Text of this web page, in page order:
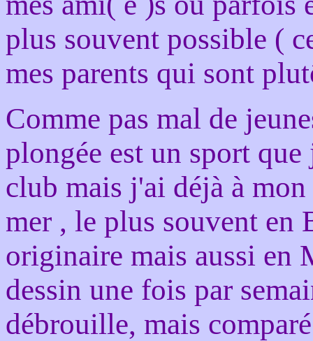
plus souvent possible (
mes parents qui sont
Comme pas mal de
plongée est un sport
club mais j'ai déjà à
mer , le plus souvent en
originaire mais aussi en
dessin une fois par
débrouille, mais